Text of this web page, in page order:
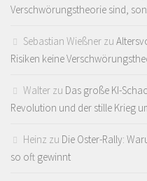
Verschwörungstheorie sind,
Sebastian Wießner zu
Risiken keine
Walter zu Das große KI-
Revolution und der stille Krieg
Heinz zu Die Oster-Rally:
so oft gewinnt